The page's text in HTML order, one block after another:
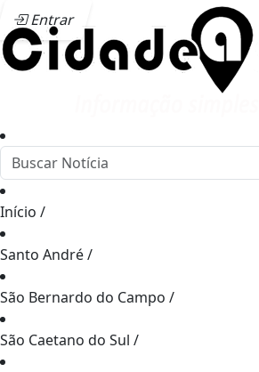
Entrar
Início /
Santo André/
São Bernardo do Campo /
São Caetano do Sul /